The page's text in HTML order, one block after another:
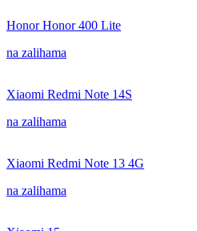
Honor Honor 400 Lite
na zalihama
Xiaomi Redmi Note 14S
na zalihama
Xiaomi Redmi Note 13 4G
na zalihama